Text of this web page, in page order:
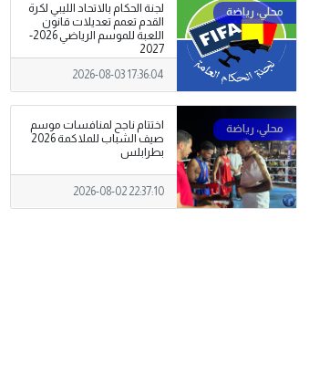
لجنة الحكام بالاتحاد الليبي لكرة
القدم تعمم تعديلات قانون
اللعبة للموسم الرياضي 2026-
2027
2026-08-03 17:36:04
اختتام ناجح لمنافسات موسم
صيف الشباب للملاكمة 2026
بطرابلس
2026-08-02 22:37:10